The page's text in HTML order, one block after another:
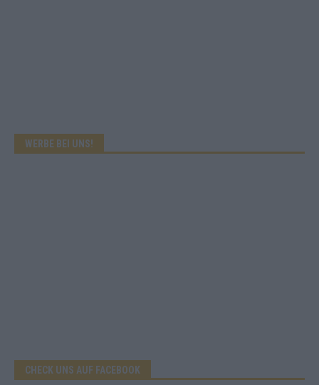
WERBE BEI UNS!
CHECK UNS AUF FACEBOOK